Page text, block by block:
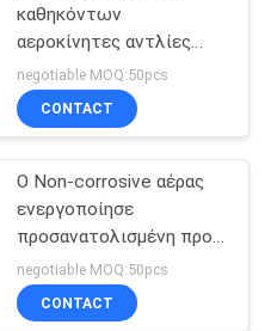
καθηκόντων
αεροκίνητες αντλίες
λιπών για τις
αυτοκίνητες
εγκαταστάσεις
negotiable MOQ:50pcs
CONTACT
Ο Non-corrosive αέρας
ενεργοποίησε
προσανατολισμένη προς
αντλία λιπών αντλιών
20-30kgs 1/4» Μ λιπών
την τον αέρα
negotiable MOQ:50pcs
CONTACT